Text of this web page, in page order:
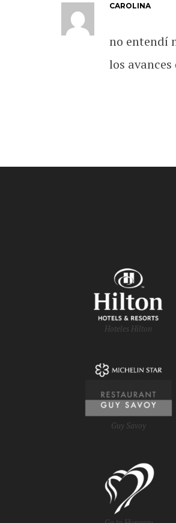
CAROLINA
no entendí
los
Hoteles Hilton
Guy Savoy